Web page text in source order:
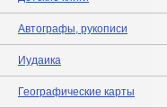
Автографы, рукописи
Иудаика
Географические карты